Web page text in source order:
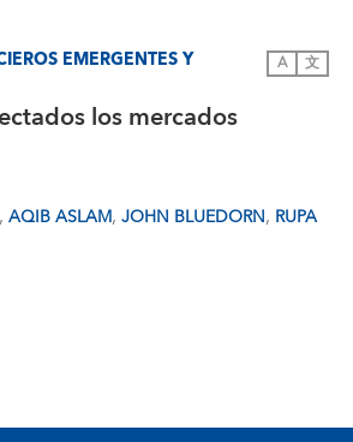
EMERGENTES Y A 文
los mercados
, AQIB ASLAM, JOHN BLUEDORN, RUPA